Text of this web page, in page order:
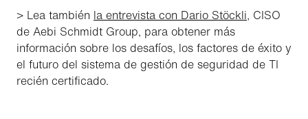
> Lea también la entrevista con Dario Stöckli, CISO
de Aebi Schmidt Group, para obtener más
información sobre los desafíos, los factores de éxito y
el futuro del sistema de gestión de seguridad de TI
recién certificado.